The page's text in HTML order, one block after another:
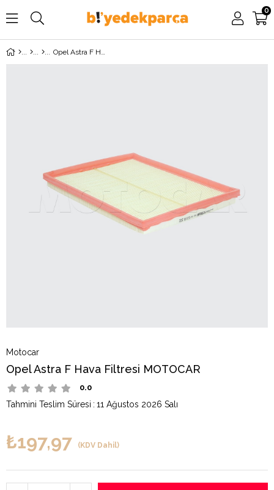
0
Opel Astra F Hava Filtresi MOTOCAR
Motocar
Opel Astra F Hava Filtresi MOTOCAR
0.0
Tahmini Teslim Süresi : 11 Ağustos 2026 Salı
₺197,97 (KDV Dahil)